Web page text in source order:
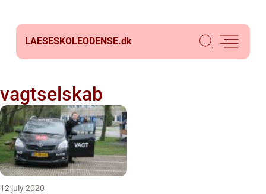
LAESESKOLEODENSE.dk
vagtselskab
12 july 2020